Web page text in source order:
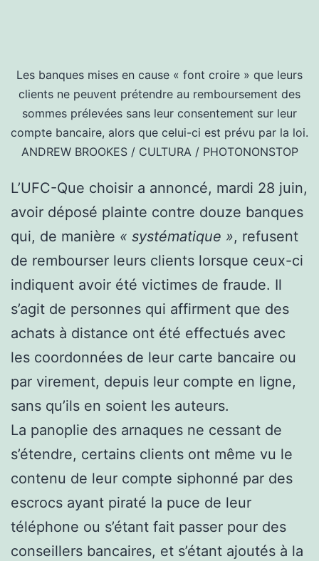
Les banques mises en cause « font croire » que leurs
clients ne peuvent prétendre au remboursement des
sommes prélevées sans leur consentement sur leur
compte bancaire, alors que celui-ci est prévu par la loi.
ANDREW BROOKES / CULTURA / PHOTONONSTOP
L’UFC-Que choisir a annoncé, mardi 28 juin,
avoir déposé plainte contre douze banques
qui, de manière « systématique », refusent
de rembourser leurs clients lorsque ceux-ci
indiquent avoir été victimes de fraude. Il
s’agit de personnes qui affirment que des
achats à distance ont été effectués avec
les coordonnées de leur carte bancaire ou
par virement, depuis leur compte en ligne,
sans qu’ils en soient les auteurs.
La panoplie des arnaques ne cessant de
s’étendre, certains clients ont même vu le
contenu de leur compte siphonné par des
escrocs ayant piraté la puce de leur
téléphone ou s’étant fait passer pour des
conseillers bancaires, et s’étant ajoutés à la